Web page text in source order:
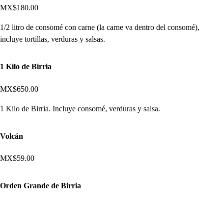
MX$180.00
1/2 litro de consomé con carne (la carne va dentro del consomé),
incluye tortillas, verduras y salsas.
1 Kilo de Birria
MX$650.00
1 Kilo de Birria. Incluye consomé, verduras y salsa.
Volcán
MX$59.00
Orden Grande de Birria